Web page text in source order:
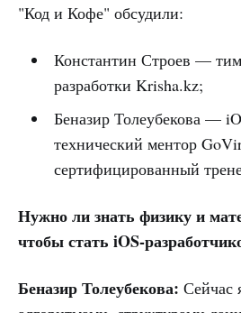
"Код и Кофе" обсудили:
Константин Строев —
разработки Krisha.kz;
Беназир Толеубекова —
технический ментор
сертифицированный
Нужно ли знать физику и
чтобы стать iOS-
Беназир Толеубекова: Сейчас